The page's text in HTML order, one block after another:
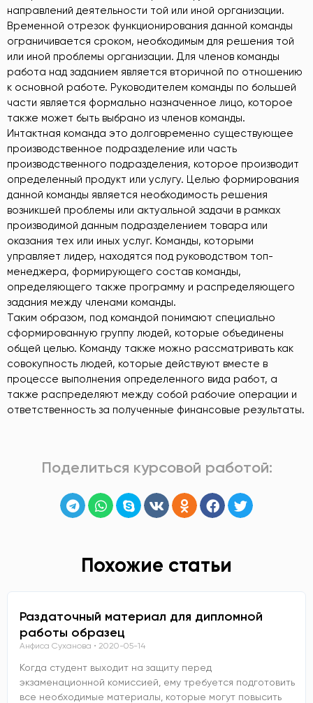
направлений деятельности той или иной организации.
Временной отрезок функционирования данной команды
ограничивается сроком, необходимым для решения той
или иной проблемы организации. Для членов команды
работа над заданием является вторичной по отношению
к основной работе. Руководителем команды по большей
части является формально назначенное лицо, которое
также может быть выбрано из членов команды.
Интактная команда это долговременно существующее
производственное подразделение или часть
производственного подразделения, которое производит
определенный продукт или услугу. Целью формирования
данной команды является необходимость решения
возникшей проблемы или актуальной задачи в рамках
производимой данным подразделением товара или
оказания тех или иных услуг. Команды, которыми
управляет лидер, находятся под руководством топ-
менеджера, формирующего состав команды,
определяющего также программу и распределяющего
задания между членами команды.
Таким образом, под командой понимают специально
сформированную группу людей, которые объединены
общей целью. Команду также можно рассматривать как
совокупность людей, которые действуют вместе в
процессе выполнения определенного вида работ, а
также распределяют между собой рабочие операции и
ответственность за полученные финансовые результаты.
Поделиться курсовой работой:
Похожие статьи
Раздаточный материал для дипломной
работы образец
Анфиса Суханова 2020-05-14
Когда студент выходит на защиту перед
экзаменационной комиссией, ему требуется подготовить
все необходимые материалы, которые могут повысить